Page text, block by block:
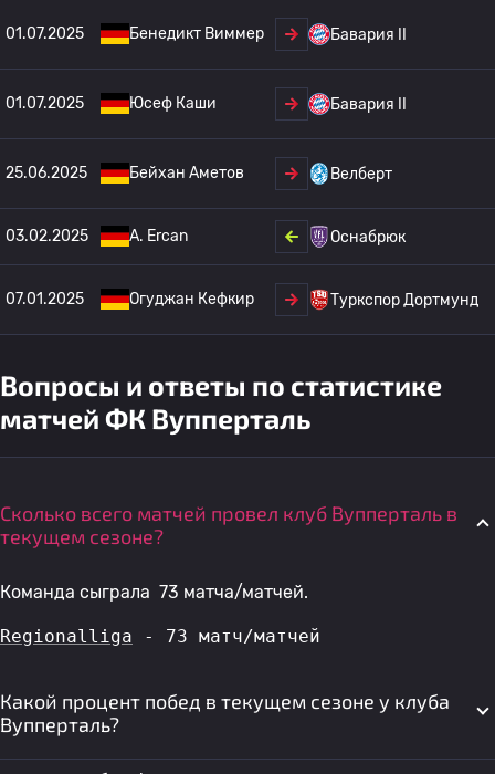
01.07.2025 Бенедикт Виммер Бавария II
01.07.2025 Юсеф Каши Бавария II
25.06.2025 Бейхан Аметов Велберт
03.02.2025 A. Ercan Оснабрюк
07.01.2025 Огуджан Кефкир Туркспор Дортмунд
Вопросы и ответы по статистике
матчей ФК Вупперталь
Сколько всего матчей провел клуб Вупперталь в
текущем сезоне?
Команда сыграла 73 матча/матчей.
Regionalliga - 73 матч/матчей
Какой процент побед в текущем сезоне у клуба
Вупперталь?